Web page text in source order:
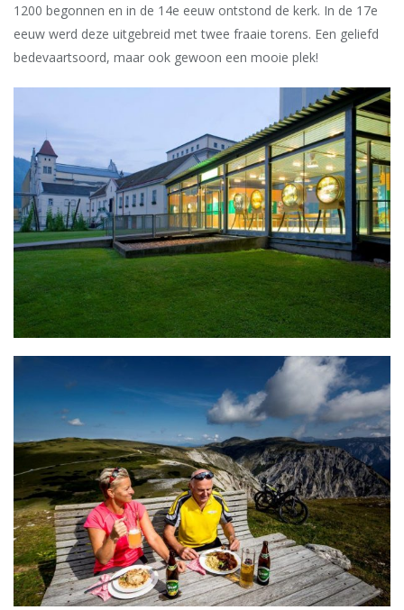
1200 begonnen en in de 14e eeuw ontstond de kerk. In de 17e
eeuw werd deze uitgebreid met twee fraaie torens. Een geliefd
bedevaartsoord, maar ook gewoon een mooie plek!